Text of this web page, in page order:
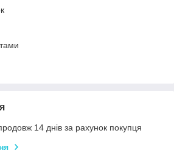
14 днів за рахунок покупця